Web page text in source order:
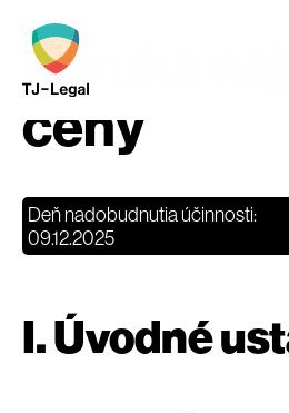
Záruka
ceny
Deň nadobudnutia účinnosti:
09.12.2025
I. Úvodné